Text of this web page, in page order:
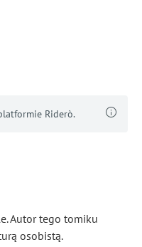
Riderò.
Autor tego tomiku
osobistą.